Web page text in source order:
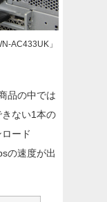
AC433UK」
品の中では
ない1本の
ード
の速度が出